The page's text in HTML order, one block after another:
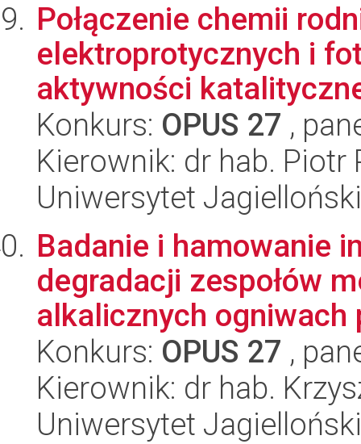
Połączenie chemii
elektroprotycznych i
aktywności
Konkurs: OPUS 27 ,
Kierownik: dr hab. Piotr
Uniwersytet Jagielloński
Badanie i hamowanie
degradacji zespołów
alkalicznych ogniwach
Konkurs: OPUS 27 ,
Kierownik: dr hab.
Uniwersytet Jagielloński